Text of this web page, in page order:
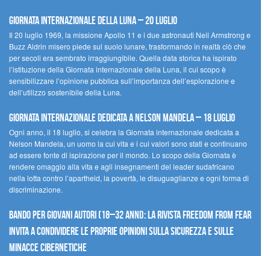
Giornata Internazionale della Luna – 20 luglio
Il 20 luglio 1969, la missione Apollo 11 e i due astronauti Neil Armstrong e
Buzz Aldrin misero piede sul suolo lunare, trasformando in realtà ciò che
per secoli era sembrato irraggiungibile. Quella data storica ha ispirato
l’istituzione della Giornata internazionale della Luna, il cui scopo è
sensibilizzare l’opinione pubblica sull’importanza dell’esplorazione e
dell’utilizzo sostenibile della Luna.
Giornata internazionale dedicata a Nelson Mandela – 18 luglio
Ogni anno, il 18 luglio, si celebra la Giornata internazionale dedicata a
Nelson Mandela, un uomo la cui vita e i cui valori sono stati e continuano
ad essere fonte di ispirazione per il mondo. Lo scopo della Giornata è
rendere omaggio alla vita e agli insegnamenti del leader sudafricano
nella lotta contro l’apartheid, la povertà, le disuguaglianze e ogni forma di
discriminazione.
Bando per giovani autori (18–32 anni): la Rivista Freedom From Fear
invita a condividere le proprie opinioni sulla sicurezza e sulle
minacce cibernetiche